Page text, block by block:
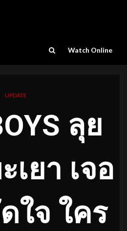
Watch Online
UPDATE
ลุย
เยา เจอ
ใจ ใคร